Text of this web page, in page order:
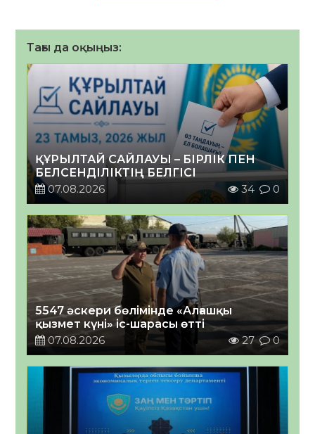
Тағы да оқыңыз:
ҚҰРЫЛТАЙ САЙЛАУЫ – БІРЛІК ПЕН
БЕЛСЕНДІЛІКТІҢ БЕЛГІСІ
07.08.2026
34 0
5547 әскери бөлімінде «Алғашқы
қызмет күні» іс-шарасы өтті
07.08.2026
27 0